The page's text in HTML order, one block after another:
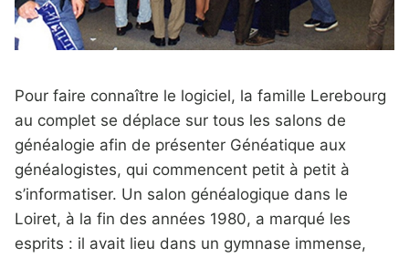
Pour faire connaître le logiciel, la famille Lerebourg
au complet se déplace sur tous les salons de
généalogie afin de présenter Généatique aux
généalogistes, qui commencent petit à petit à
s’informatiser. Un salon généalogique dans le
Loiret, à la fin des années 1980, a marqué les
esprits : il avait lieu dans un gymnase immense,